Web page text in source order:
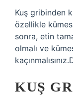
Kuş gribinden
özellikle
sonra, etin
olmalı ve
KUŞ